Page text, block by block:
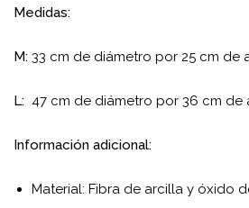
Medidas:
M: 33 cm de diámetro por 25 cm de
L: 47 cm de diámetro por 36 cm de
Información adicional:
Material: Fibra de arcilla y óxido